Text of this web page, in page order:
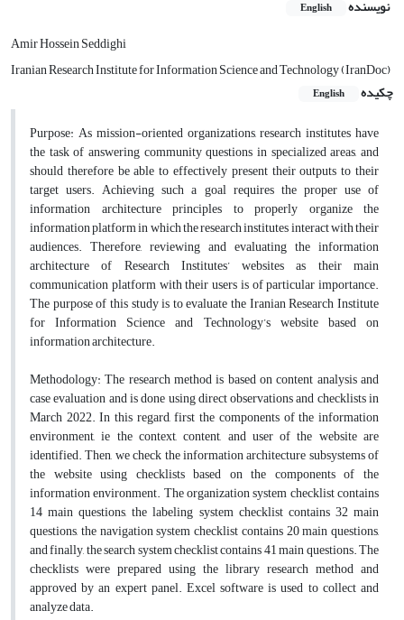
نویسنده English
Amir Hossein Seddighi
Iranian Research Institute for Information Science and Technology (IranDoc)
چکیده
English
Purpose: As mission-oriented organizations, research institutes have
the task of answering community questions in specialized areas, and
should therefore be able to effectively present their outputs to their
target users. Achieving such a goal requires the proper use of
information architecture principles to properly organize the
information platform in which the research institutes interact with their
audiences. Therefore, reviewing and evaluating the information
architecture of Research Institutes’ websites as their main
communication platform with their users is of particular importance.
The purpose of this study is to evaluate the Iranian Research Institute
for Information Science and Technology’s website based on
information architecture.
Methodology:The research method is based on content analysis and
case evaluation and is done using direct observations and checklists in
March 2022. In this regard, first the components of the information
environment, ie the context, content, and user of the website are
identified. Then, we check the information architecture subsystems of
the website using checklists based on the components of the
information environment. The organization system checklist contains
14 main questions, the labeling system checklist contains 32 main
questions, the navigation system checklist contains 20 main questions,
and finally, the search system checklist contains 41 main questions. The
checklists were prepared using the library research method and
approved by an expert panel. Excel software is used to collect and
analyze data.